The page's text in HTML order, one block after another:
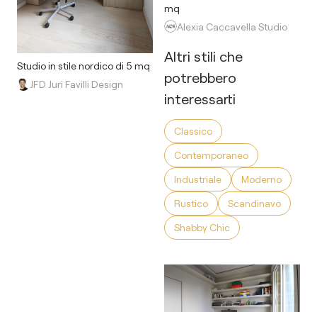
Studio in stile nordico di 5 mq
JFD Juri Favilli Design
mq
Alexia Caccavella Studio
Altri stili che
potrebbero
interessarti
Classico
Contemporaneo
Industriale
Moderno
Rustico
Scandinavo
Shabby Chic